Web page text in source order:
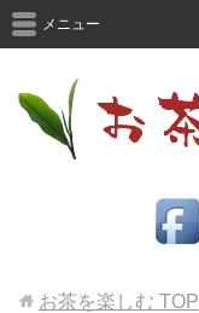
メニュー
お茶を楽しむ TOP